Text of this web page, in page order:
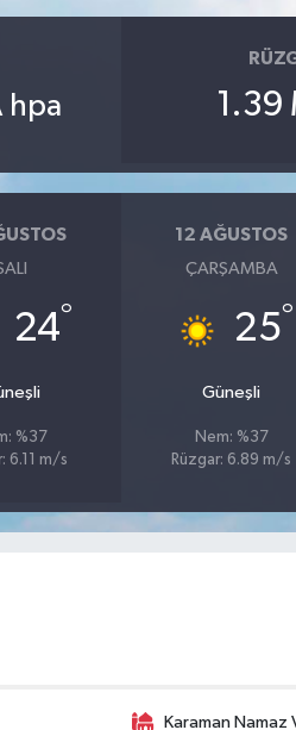
hpa 1.39
24°
%37
6.11 m/s
12 AĞUSTOS
ÇARŞAMBA
25°
Güneşli
Nem: %37
Rüzgar: 6.89 m/s
Karaman Namaz